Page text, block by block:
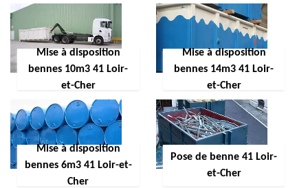
Mise à disposition
bennes 10m3 41 Loir-
et-Cher
Mise à disposition
bennes 14m3 41 Loir-
et-Cher
Mise à disposition
bennes 6m3 41 Loir-et-
Cher
Pose de benne 41 Loir-
et-Cher